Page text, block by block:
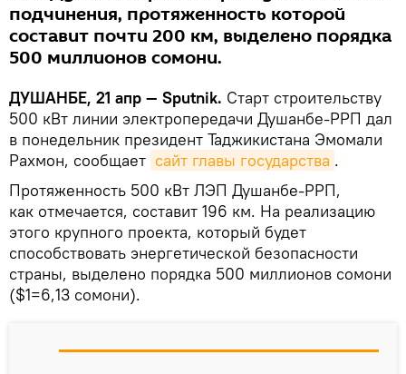
подчинения, протяженность которой
составит почти 200 км, выделено порядка
500 миллионов сомони.
ДУШАНБЕ, 21 апр — Sputnik. Старт строительству
500 кВт линии электропередачи Душанбе-РРП дал
в понедельник президент Таджикистана Эмомали
Рахмон, сообщает сайт главы государства .
Протяженность 500 кВт ЛЭП Душанбе-РРП,
как отмечается, составит 196 км. На реализацию
этого крупного проекта, который будет
способствовать энергетической безопасности
страны, выделено порядка 500 миллионов сомони
($1=6,13 сомони).